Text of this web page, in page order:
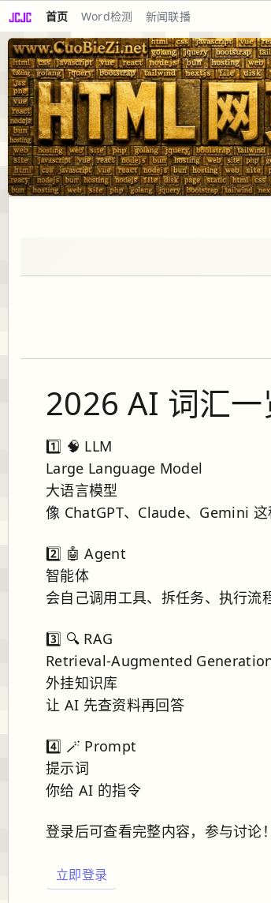
首页 Word检测 新闻联播
2026 AI 词汇
1️⃣ 🧠 LLM
Large Language Model
大语言模型
像 ChatGPT、Claude、Gemini 这
2️⃣ 🤖 Agent
智能体
会自己调用工具、拆任务、执行流
3️⃣ 🔍 RAG
Retrieval-Augmented
外挂知识库
让 AI 先查资料再回答
4️⃣ 🪄 Prompt
提示词
你给 AI 的指令
登录后可查看完整内容，参与讨论！
立即登录